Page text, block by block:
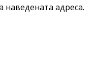
наведената адреса.